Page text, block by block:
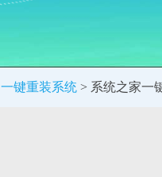
一键重装系统 > 系统之家一